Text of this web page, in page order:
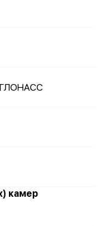
ГЛОНАСС
камер